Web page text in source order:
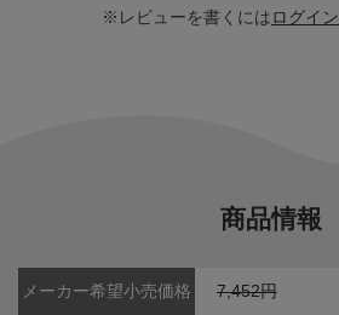
※レビューを書くにはログイン
商品情報
メーカー希望小売価格 7,452円